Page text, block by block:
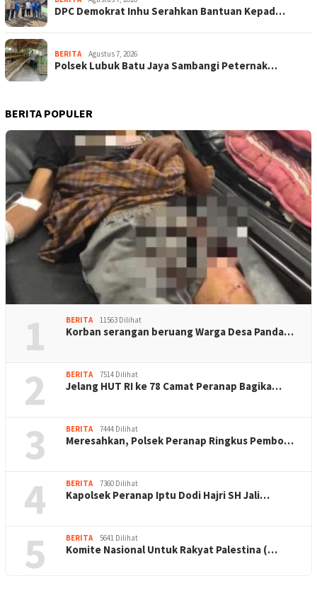
DPC Demokrat Inhu Serahkan Bantuan Kepad…
BERITA Agustus 7, 2026
Polsek Lubuk Batu Jaya Sambangi Peternak…
BERITA POPULER
1 BERITA 11563 Dilihat
Korban serangan beruang Warga Desa Panda…
2 BERITA 7514 Dilihat
Jelang HUT RI ke 78 Camat Peranap Bagika…
3 BERITA 7444 Dilihat
Meresahkan, Polsek Peranap Ringkus Pembo…
4 BERITA 7360 Dilihat
Kapolsek Peranap Iptu Dodi Hajri SH Jali…
5 BERITA 5641 Dilihat
Komite Nasional Untuk Rakyat Palestina (…